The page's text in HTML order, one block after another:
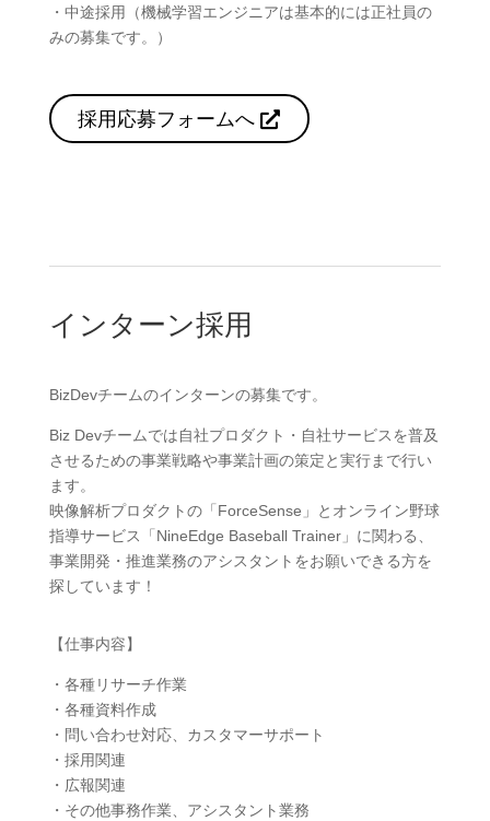
・中途採用（機械学習エンジニアは基本的には正社員の
みの募集です。）
採用応募フォームへ
インターン採用
BizDevチームのインターンの募集です。
Biz Devチームでは自社プロダクト・自社サービスを普及
させるための事業戦略や事業計画の策定と実行まで行い
ます。
映像解析プロダクトの「ForceSense」とオンライン野球
指導サービス「NineEdge Baseball Trainer」に関わる、
事業開発・推進業務のアシスタントをお願いできる方を
探しています！
【仕事内容】
・各種リサーチ作業
・各種資料作成
・問い合わせ対応、カスタマーサポート
・採用関連
・広報関連
・その他事務作業、アシスタント業務